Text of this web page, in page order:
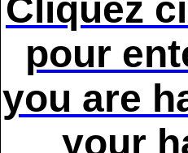
Cliquez
pour
you are
your